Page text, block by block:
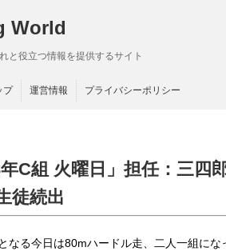
World
と役立つ情報を提供するサイト
プ 運営情報 プライバシーポリシー
C組 火曜日」担任：三四
徒続出
なる今日は80mハードル走、二人一組に